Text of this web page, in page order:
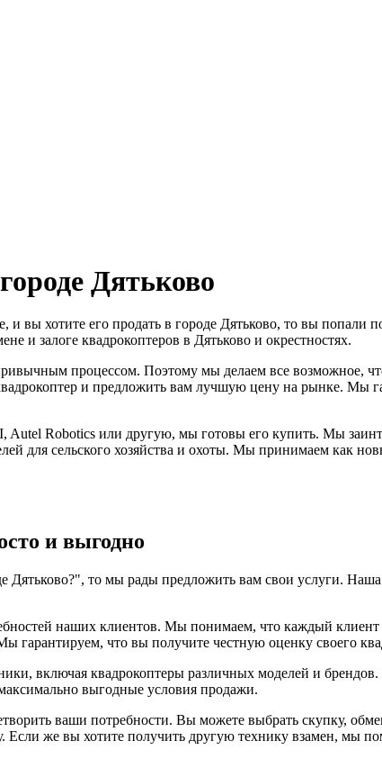
Дятьково
и вы хотите его продать в городе Дятьково, то вы
и залоге квадрокоптеров в Дятьково и окрестностях.
процессом. Поэтому мы делаем все возможное,
и предложить вам лучшую цену на рынке. Мы
Autel Robotics или другую, мы готовы его купить. Мы
для сельского хозяйства и охоты. Мы принимаем как
и выгодно
Дятьково?", то мы рады предложить вам свои услуги.
наших клиентов. Мы понимаем, что каждый
гарантируем, что вы получите честную оценку своего
включая квадрокоптеры различных моделей и
выгодные условия продажи.
ваши потребности. Вы можете выбрать скупку,
же вы хотите получить другую технику взамен, мы